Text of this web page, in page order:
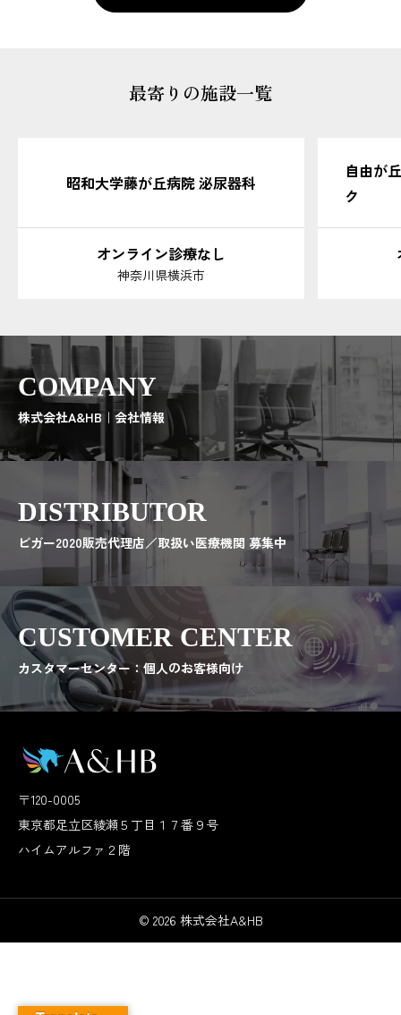
最寄りの施設一覧
昭和大学藤が丘病院 泌尿器科
オンライン診療なし
神奈川県横浜市
自由が
ク
COMPANY
株式会社A&HB｜会社情報
DISTRIBUTOR
ビガー2020販売代理店／取扱い医療機関 募集中
CUSTOMER CENTER
カスタマーセンター：個人のお客様向け
〒120-0005
東京都足立区綾瀬５丁目１７番９号
ハイムアルファ２階
© 2026 株式会社A&HB